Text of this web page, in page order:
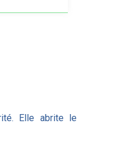
Elle abrite le